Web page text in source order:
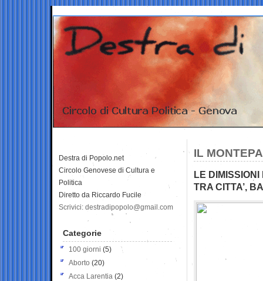
IL
LE
TRA CITTA’,
Destra di Popolo.net
Circolo Genovese di Cultura e
Politica
Diretto da Riccardo Fucile
Scrivici: destradipopolo@gmail.com
Categorie
100 giorni (5)
Aborto (20)
Acca Larentia (2)